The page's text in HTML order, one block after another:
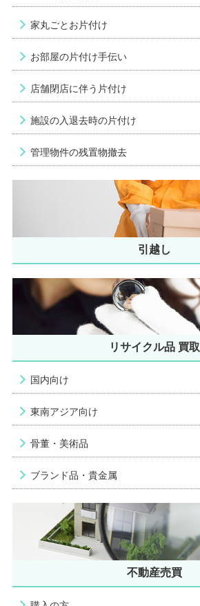
家丸ごとお片付け
お部屋の片付け手伝い
店舗閉店に伴う片付け
施設の入退去時の片付け
管理物件の残置物撤去
引越し
リサイクル品 買取
国内向け
東南アジア向け
骨董・美術品
ブランド品・貴金属
不動産売買